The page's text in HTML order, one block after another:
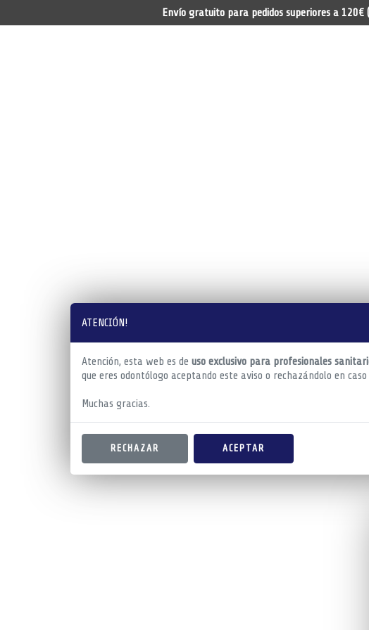
ATENCIÓN!
Atención, esta web es de uso exclusivo para profesionales
que eres odontólogo aceptando este aviso o rechazándolo en
Muchas gracias.
RECHAZAR ACEPTAR
Envío gratuito para pedidos superiores a 120€